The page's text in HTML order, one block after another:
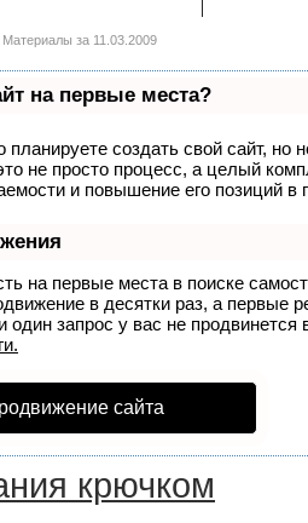
Материалы за 11.03.2009
на первые места?
создать свой сайт, но
не просто процесс, а целый
и повышение его позиций в
на первые места в поиске
в десятки раз, а первые
один запрос у вас не продвинется
сайта
крючком